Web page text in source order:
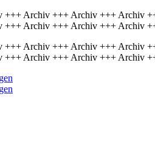
Archiv +++ Archiv +++ Archiv
Archiv +++ Archiv +++ Archiv
Archiv +++ Archiv +++ Archiv
Archiv +++ Archiv +++ Archiv